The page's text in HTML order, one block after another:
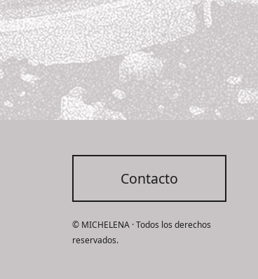
Contacto
© MICHELENA · Todos los derechos
reservados.